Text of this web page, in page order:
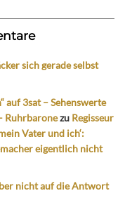
sich gerade selbst
auf 3sat – Sehenswerte
Ruhrbaronezu Regisseur
Vater und ich‘:
eigentlich nicht
nicht auf die Antwort